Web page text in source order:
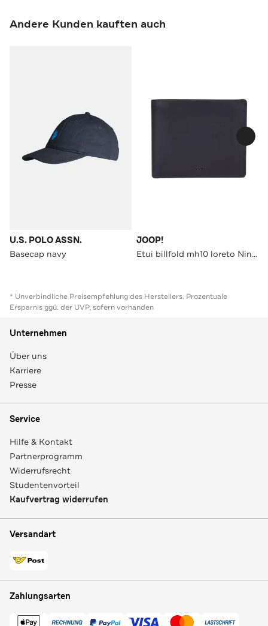
Andere Kunden kauften auch
U.S. POLO ASSN.
Basecap navy
JOOP!
Etui billfold mh10 loreto Ninos
* Unverbindliche Preisempfehlung des Herstellers. Prozentuale
Ersparnis ggü. der UVP, sofern vorhanden
Unternehmen
Über uns
Karriere
Presse
Service
Hilfe & Kontakt
Partnerprogramm
Widerrufsrecht
Studentenvorteil
Kaufvertrag widerrufen
Versandart
Zahlungsarten